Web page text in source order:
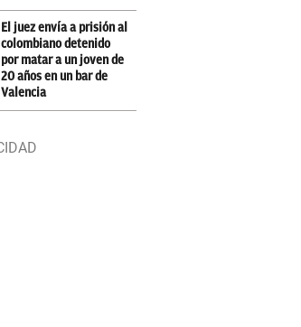
El juez envía a prisión al
colombiano detenido
por matar a un joven de
20 años en un bar de
Valencia